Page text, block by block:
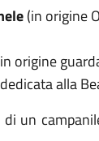
(in origine
origine
alla
un